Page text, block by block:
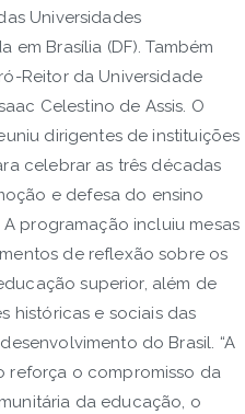
Universidades
em Brasília (DF). Também
Reitor da Universidade
Celestino de Assis. O
dirigentes de instituições
celebrar as três décadas
e defesa do ensino
programação incluiu mesas
de reflexão sobre os
superior, além de
históricas e sociais das
do Brasil. “A
reforça o compromisso da
da educação, o